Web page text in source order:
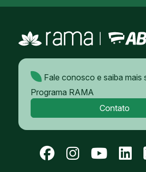
Fale conosco e saiba mais
Programa RAMA
Contato